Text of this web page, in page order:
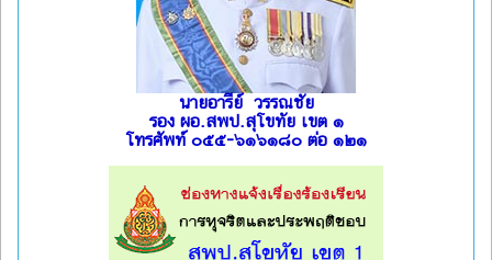
นายอารีย์ วรรณชัย
รอง ผอ.สพป.สุโขทัย เขต ๑
โทรศัพท์ ๐๕๕-๖๑๖๑๘๐ ต่อ ๑๒๑